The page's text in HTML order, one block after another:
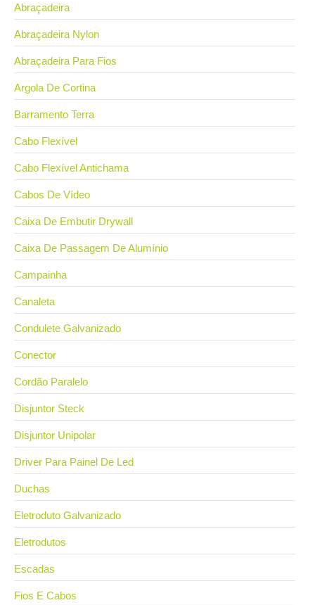
Abraçadeira
Abraçadeira Nylon
Abraçadeira Para Fios
Argola De Cortina
Barramento Terra
Cabo Flexível
Cabo Flexível Antichama
Cabos De Vídeo
Caixa De Embutir Drywall
Caixa De Passagem De Alumínio
Campainha
Canaleta
Condulete Galvanizado
Conector
Cordão Paralelo
Disjuntor Steck
Disjuntor Unipolar
Driver Para Painel De Led
Duchas
Eletroduto Galvanizado
Eletrodutos
Escadas
Fios E Cabos